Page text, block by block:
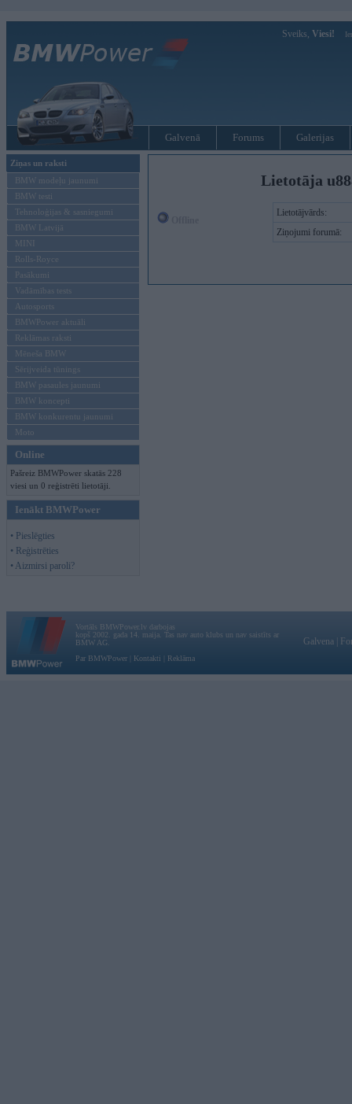
Sveiks, Viesi!
Galvenā Forums Galerijas
Ziņas un raksti
BMW modeļu jaunumi
BMW testi
Tehnoloģijas & sasniegumi
BMW Latvijā
MINI
Rolls-Royce
Pasākumi
Vadāmības tests
Autosports
BMWPower aktuāli
Reklāmas raksti
Mēneša BMW
Sērijveida tūnings
BMW pasaules jaunumi
BMW koncepti
BMW konkurentu jaunumi
Moto
Online
Pašreiz BMWPower skatās 228
viesi un 0 reģistrēti lietotāji.
Ienākt BMWPower
• Pieslēgties
• Reģistrēties
• Aizmirsi paroli?
Lietotāja
Lietotājvārds:
Ziņojumi forumā:
Vortāls BMWPower.lv darbojas
kopš 2002. gada 14. maija. Tas nav auto klubs un nav saistīts ar
BMW AG.
Par BMWPower
Kontakti Reklāma
Galvena